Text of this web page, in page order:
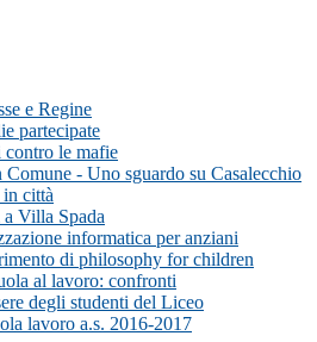
e Regine
partecipate
le mafie
- Uno sguardo su Casalecchio
città
Villa Spada
informatica per anziani
di philosophy for children
al lavoro: confronti
degli studenti del Liceo
lavoro a.s. 2016-2017